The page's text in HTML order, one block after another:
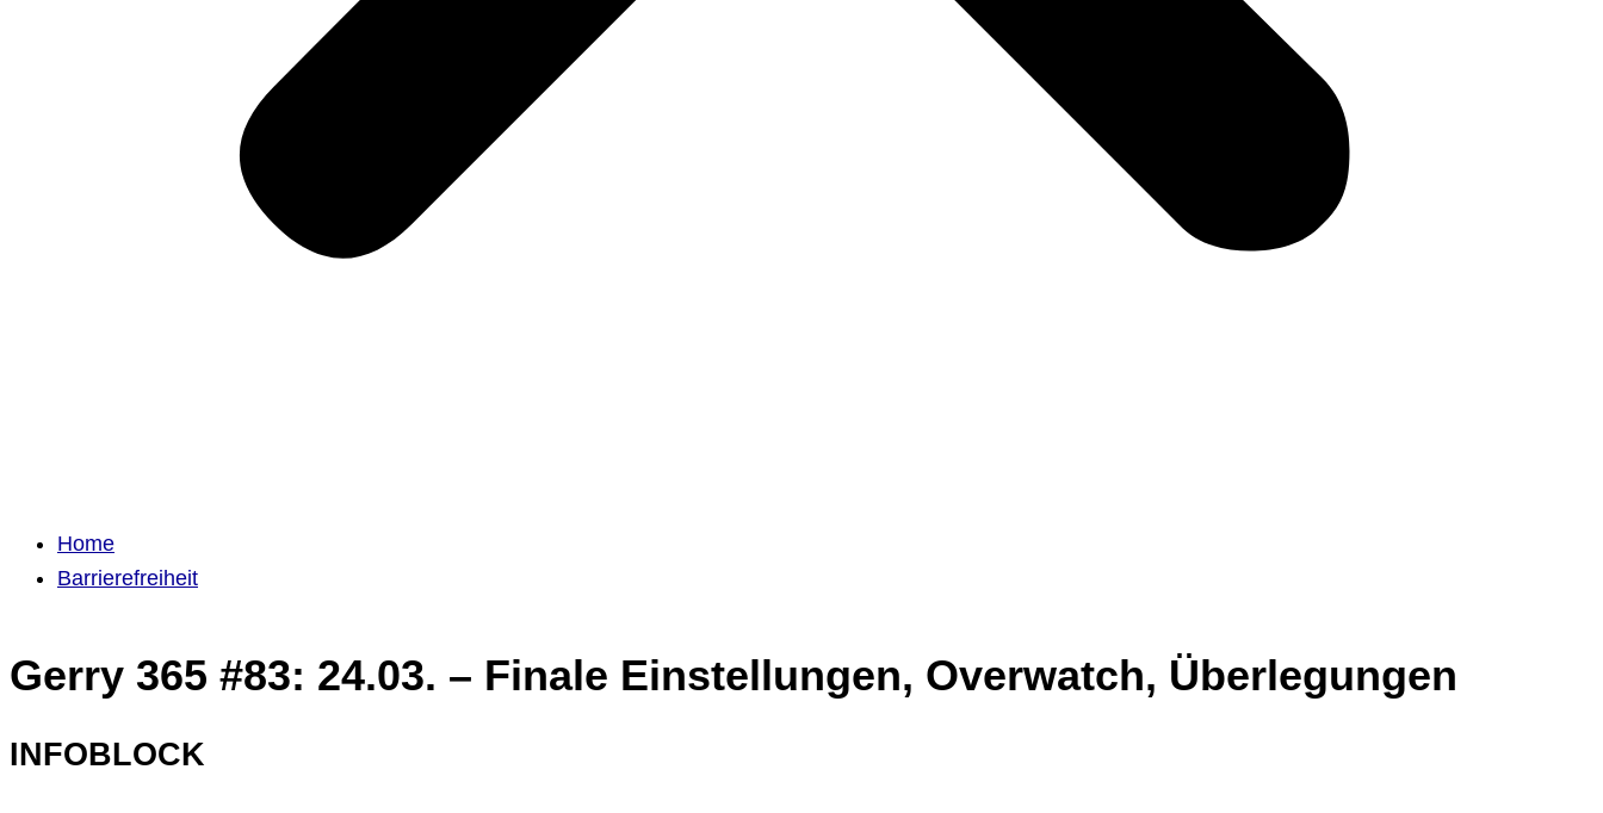
Home
Barrierefreiheit
Gerry 365 #83: 24.03. – Finale Einstellungen, Overwatch, Überlegungen
INFOBLOCK